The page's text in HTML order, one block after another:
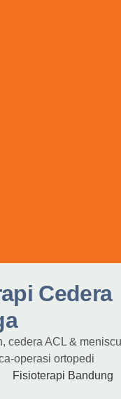
Cedera
cedera ACL &
operasi ortopedi